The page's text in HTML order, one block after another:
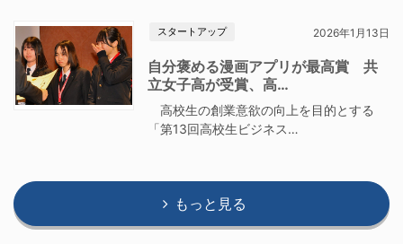
スタートアップ 2026年1月13日
自分褒める漫画アプリが最高賞 共
立女子高が受賞、高…
高校生の創業意欲の向上を目的とする
「第13回高校生ビジネス…
もっと見る